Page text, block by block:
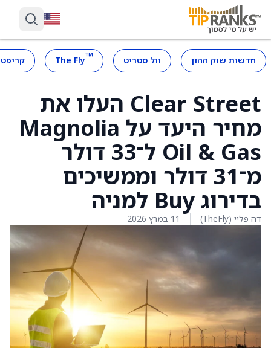
חדשות שוק ההון וול סטריט ™
The Fly
Clear Street העלו את
מחיר היעד על Magnolia
Oil & Gas ל־33 דולר
מ־31 דולר וממשיכים
בדירוג Buy למניה
דה פליי (TheFly) 11 במרץ 2026